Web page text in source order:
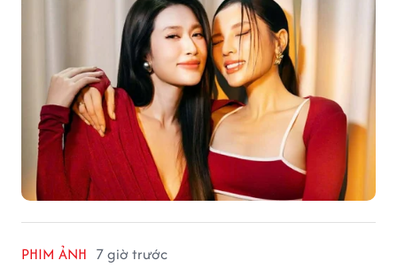
PHIM ẢNH 7 giờ trước